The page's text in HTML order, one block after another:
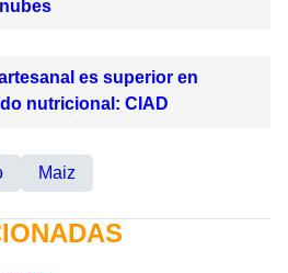
es superior en
nutricional: CIAD
Maiz